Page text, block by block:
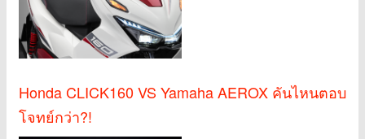
Honda CLICK160 VS Yamaha AEROX คันไหนตอบ
โจทย์กว่า?!